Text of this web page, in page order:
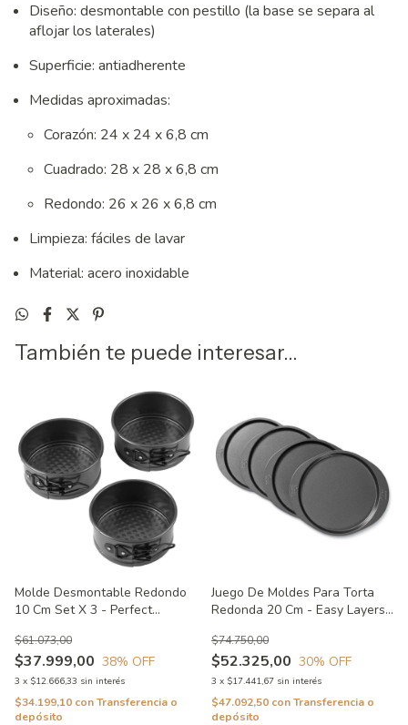
Diseño: desmontable con pestillo (la base se separa al
aflojar los laterales)
Superficie: antiadherente
Medidas aproximadas:
Corazón: 24 x 24 x 6,8 cm
Cuadrado: 28 x 28 x 6,8 cm
Redondo: 26 x 26 x 6,8 cm
Limpieza: fáciles de lavar
Material: acero inoxidable
También te puede interesar...
Molde Desmontable Redondo
10 Cm Set X 3 - Perfect
$37.999,00
$61.073,00
38% OFF
3 x $12.666,33 sin interés
$34.199,10 conTransferencia o
depósito
Juego De Moldes Para Torta
Redonda 20 Cm - Easy Layers
$52.325,00
$74.750,00
30% OFF
3 x $17.441,67 sin interés
$47.092,50 conTransferencia o
depósito